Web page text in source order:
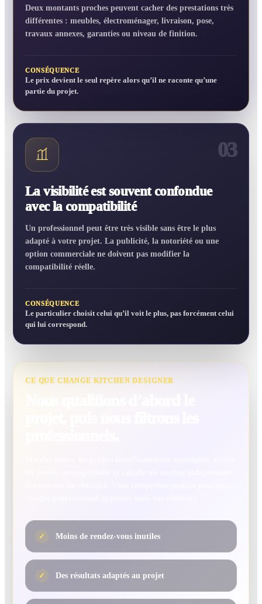
Deux montants proches peuvent cacher des prestations très
différentes : meubles, électroménager, livraison, pose,
travaux annexes, garanties ou niveau de finition.
CONSÉQUENCE
Le prix devient le seul repère alors qu’il ne raconte qu’une
partie du projet.
03
La visibilité est souvent confondue
avec la compatibilité
Un professionnel peut être très visible sans être le plus
adapté à votre projet. La publicité, la notoriété ou une
option commerciale ne doivent pas modifier la
compatibilité réelle.
CONSÉQUENCE
Le particulier choisit celui qu’il voit le plus, pas forcément celui
qui lui correspond.
CE QUE CHANGE KITCHEN DESIGNER
✓ Moins de rendez-vous inutiles
✓ Des résultats adaptés au projet